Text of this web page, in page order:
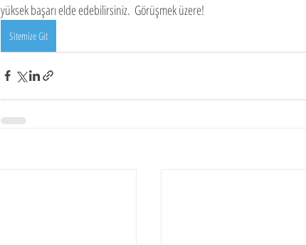
yüksek başarı elde edebilirsiniz.  Görüşmek üzere!
Sitemize Git